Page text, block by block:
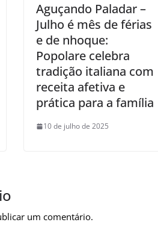
Aguçando Paladar –
Julho é mês de férias
e de nhoque:
Popolare celebra
tradição italiana com
receita afetiva e
prática para a família
10 de julho de 2025
um comentário.